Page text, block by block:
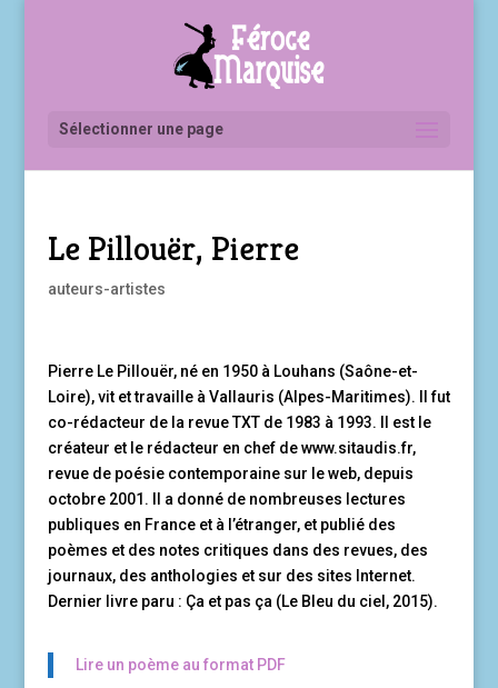
Sélectionner une page
Le Pillouër, Pierre
auteurs-artistes
Pierre Le Pillouër, né en 1950 à Louhans (Saône-et-
Loire), vit et travaille à Vallauris (Alpes-Maritimes). Il fut
co-rédacteur de la revue TXT de 1983 à 1993. Il est le
créateur et le rédacteur en chef de www.sitaudis.fr,
revue de poésie contemporaine sur le web, depuis
octobre 2001. Il a donné de nombreuses lectures
publiques en France et à l’étranger, et publié des
poèmes et des notes critiques dans des revues, des
journaux, des anthologies et sur des sites Internet.
Dernier livre paru : Ça et pas ça (Le Bleu du ciel, 2015).
Lire un poème au format PDF